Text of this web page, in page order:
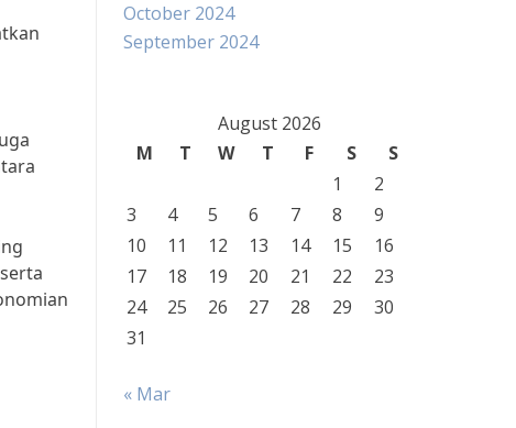
October 2024
September 2024
August 2026
M
T W T F S
S
1
2
3
4 5 6 7 8
9
10
11 12 13 14 15
16
17
18 19 20 21 22
23
24
25 26 27 28 29
30
31
« Mar